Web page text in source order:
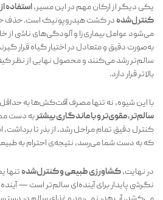
یکی دیگر از ارکان مهم در این مسیر،استفاده
کنترل‌شده در کشت هیدروپونیک است. حذف
می‌شود عوامل بیماری‌زا و آلودگی‌های ناشی از
به‌صورت دقیق و متعادل در اختیار گیاه قرار
سالم‌تر رشد می‌کنند و محصول نهایی از نظر
بالاتر قرار دارد.
با این شیوه، نه تنها مصرف آفت‌کش‌ها به
سالم‌تر، مقوی‌تر و با ماندگاری بیشتربه دست
کنترل دقیق تمام مراحل رشد، از بذر تا
که به دست شما می‌رسد، نتیجه‌ی احترام به
در نهایت،کشاورزی طبیعی و کنترل‌شده تنها
نگرشی پایدار برای آینده‌ای سالم‌تر است —